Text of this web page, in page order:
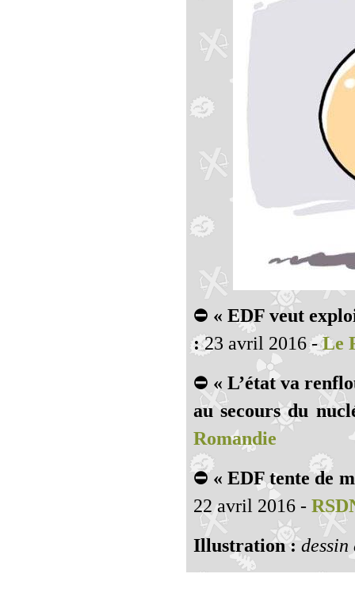
⛔ « EDF veut
:23 avril 2016 -Le
⛔ « L’état va
au secours du
Romandie
⛔« EDF tente de
22 avril 2016 -
Illustration :dessin